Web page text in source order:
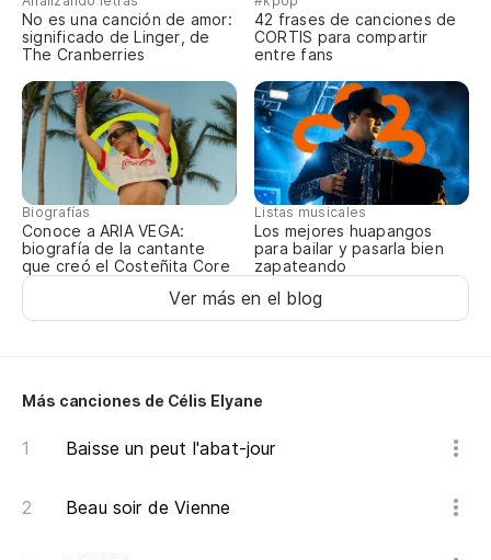
No es una canción de amor:
significado de Linger, de
The Cranberries
42 frases de canciones de
CORTIS para compartir
entre fans
Biografías
Conoce a ARIA VEGA:
biografía de la cantante
que creó el Costeñita Core
Listas musicales
Los mejores huapangos
para bailar y pasarla bien
zapateando
Ver más en el blog
Más canciones de Célis Elyane
Baisse un peut l'abat-jour
Beau soir de Vienne